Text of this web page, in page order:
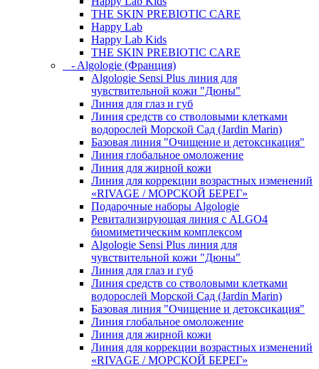
THE SKIN PREBIOTIC CARE
Happy Lab
Happy Lab Kids
THE SKIN PREBIOTIC CARE
- Algologie (Франция)
Algologie Sensi Plus линия для
чувcтвительной кожи "Дюны"
Линия для глаз и губ
Линия средств со стволовыми клетками
водорослей Морской Сад (Jardin Marin)
Базовая линия "Очищение и детоксикация"
Линия глобальное омоложение
Линия для жирной кожи
Линия для коррекции возрастных изменений
«RIVAGE / МОРСКОЙ БЕРЕГ»
Подарочные наборы Algologie
Ревитализирующая линия с ALGO4
биомиметическим комплексом
Algologie Sensi Plus линия для
чувcтвительной кожи "Дюны"
Линия для глаз и губ
Линия средств со стволовыми клетками
водорослей Морской Сад (Jardin Marin)
Базовая линия "Очищение и детоксикация"
Линия глобальное омоложение
Линия для жирной кожи
Линия для коррекции возрастных изменений
«RIVAGE / МОРСКОЙ БЕРЕГ»